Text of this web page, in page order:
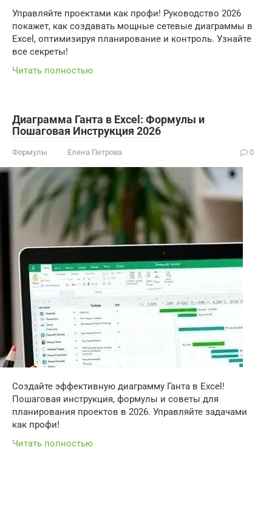
Управляйте проектами как профи! Руководство 2026
покажет, как создавать мощные сетевые диаграммы в
Excel, оптимизируя планирование и контроль. Узнайте
все секреты!
Читать полностью
Диаграмма Ганта в Excel: Формулы и
Пошаговая Инструкция 2026
Формулы Елена Петрова 0
Создайте эффективную диаграмму Ганта в Excel!
Пошаговая инструкция, формулы и советы для
планирования проектов в 2026. Управляйте задачами
как профи!
Читать полностью